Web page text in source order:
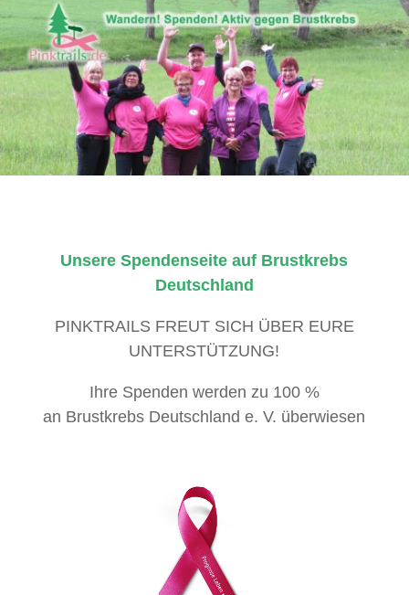
Unsere Spendenseite auf Brustkrebs
Deutschland
PINKTRAILS FREUT SICH ÜBER EURE
UNTERSTÜTZUNG!
Ihre Spenden werden zu 100 %
an Brustkrebs Deutschland e. V. überwiesen